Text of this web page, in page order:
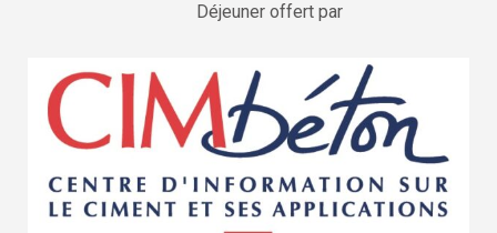
Déjeuner offert par